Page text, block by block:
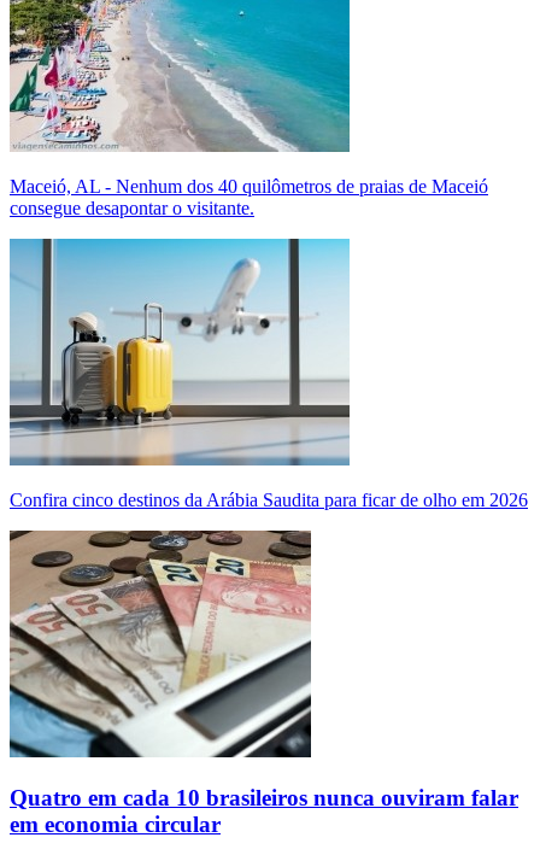
Maceió, AL - Nenhum dos 40 quilômetros de praias de Maceió
consegue desapontar o visitante.
Confira cinco destinos da Arábia Saudita para ficar de olho em 2026
Quatro em cada 10 brasileiros nunca ouviram falar
em economia circular